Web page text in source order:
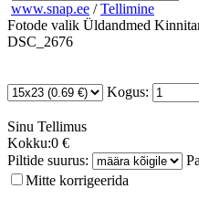
www.snap.ee / Tellimine
Fotode valik Üldandmed
DSC_2676
Kogus:
Sinu Tellimus
Kokku:0 €
Piltide suurus:
Mitte korrigeerida